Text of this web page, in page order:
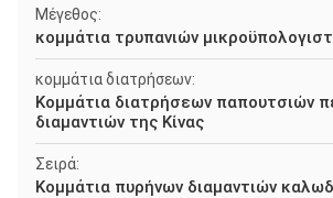
Μέγεθος:
κομμάτια τρυπανιών
κομμάτια διατρήσεων:
Κομμάτια διατρήσεων παπουτσιών
διαμαντιών της Κίνας
Σειρά:
Κομμάτια πυρήνων διαμαντιών